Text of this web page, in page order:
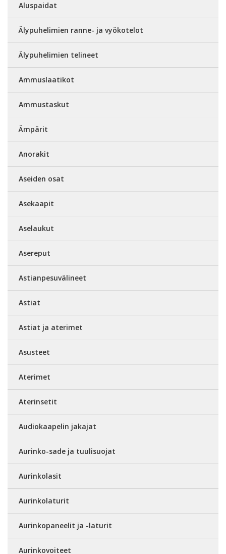
Aluspaidat
Älypuhelimien ranne- ja vyökotelot
Älypuhelimien telineet
Ammuslaatikot
Ammustaskut
Ämpärit
Anorakit
Aseiden osat
Asekaapit
Aselaukut
Asereput
Astianpesuvälineet
Astiat
Astiat ja aterimet
Asusteet
Aterimet
Aterinsetit
Audiokaapelin jakajat
Aurinko-sade ja tuulisuojat
Aurinkolasit
Aurinkolaturit
Aurinkopaneelit ja -laturit
Aurinkovoiteet